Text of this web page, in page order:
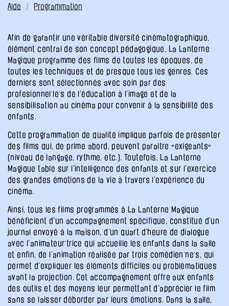
Aide Programmation
Afin de garantir une véritable diversité cinématographique,
élément central de son concept pédagogique, La Lanterne
Magique programme des films de toutes les époques, de
toutes les techniques et de presque tous les genres. Ces
derniers sont sélectionnés avec soin par des
profesionnel·le·s de l’éducation à l’image et de la
sensibilisation au cinéma pour convenir à la sensibilité des
enfants.
Cette programmation de qualité implique parfois de présenter
des films qui, de prime abord, peuvent paraître «exigeants»
(niveau de langage, rythme, etc.). Toutefois, La Lanterne
Magique table sur l’intelligence des enfants et sur l’exercice
des grandes émotions de la vie à travers l’expérience du
cinéma.
Ainsi, tous les films programmés à La Lanterne Magique
bénéficient d’un accompagnement spécifique, constitué d’un
journal envoyé à la maison, d’un quart d’heure de dialogue
avec l’animateur·trice qui accueille les enfants dans la salle
et enfin, de l’animation réalisée par trois comédien·ne·s, qui
permet d’expliquer les éléments difficiles ou problématiques
avant la projection. Cet accompagnement offre aux enfants
des outils et des moyens leur permettant d’apprécier le film
sans se laisser déborder par leurs émotions. Dans la salle,